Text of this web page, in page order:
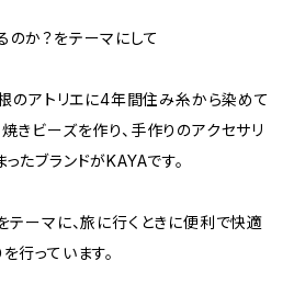
か？をテーマにして
のアトリエに4年間住み糸から染めて
きビーズを作り、手作りのアクセサリ
たブランドがKAYAです。
テーマに、旅に行くときに便利で快適
行っています。